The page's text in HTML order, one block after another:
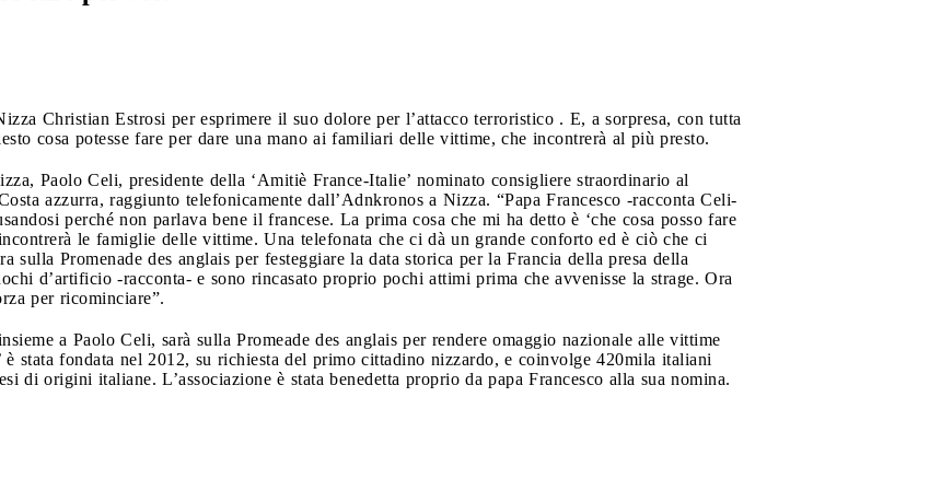
Christian Estrosi per esprimere il suo dolore per l’attacco terroristico . E, a sorpresa, con tutta
cosa potesse fare per dare una mano ai familiari delle vittime, che incontrerà al più presto.
Paolo Celi, presidente della ‘Amitiè France-Italie’ nominato consigliere straordinario al
azzurra, raggiunto telefonicamente dall’Adnkronos a Nizza. “Papa Francesco -racconta Celi-
perché non parlava bene il francese. La prima cosa che mi ha detto è ‘che cosa posso fare
le famiglie delle vittime. Una telefonata che ci dà un grande conforto ed è ciò che ci
sulla Promenade des anglais per festeggiare la data storica per la Francia della presa della
d’artificio -racconta- e sono rincasato proprio pochi attimi prima che avvenisse la strage. Ora
per ricominciare”.
a Paolo Celi, sarà sulla Promeade des anglais per rendere omaggio nazionale alle vittime
è stata fondata nel 2012, su richiesta del primo cittadino nizzardo, e coinvolge 420mila italiani
di origini italiane. L’associazione è stata benedetta proprio da papa Francesco alla sua nomina.